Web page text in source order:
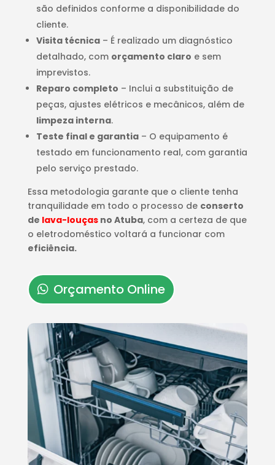
são definidos conforme a disponibilidade do
cliente.
Visita técnica– É realizado um diagnóstico
detalhado, com orçamento claro e sem
imprevistos.
Reparo completo – Inclui a substituição de
peças, ajustes elétricos e mecânicos, além de
limpeza interna.
Teste final e garantia– O equipamento é
testado em funcionamento real, com garantia
pelo serviço prestado.
Essa metodologia garante que o cliente tenha
tranquilidade em todo o processo de conserto
de lava-louçasno Atuba, com a certeza de que
o eletrodoméstico voltará a funcionar com
eficiência.
Orçamento Online